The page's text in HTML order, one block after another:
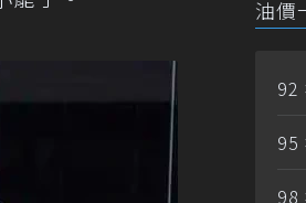
油價
92
95
98